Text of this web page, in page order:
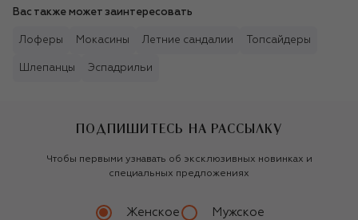
Вас также может заинтересовать
Лоферы Мокасины Летние сандалии Топсайдеры
Шлепанцы Эспадрильи
ПОДПИШИТЕСЬ НА РАССЫЛКУ
Чтобы первыми узнавать об эксклюзивных новинках и
специальных предложениях
Женское Мужское